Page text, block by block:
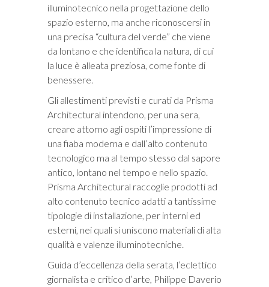
illuminotecnico nella progettazione dello
spazio esterno, ma anche riconoscersi in
una precisa “cultura del verde” che viene
da lontano e che identifica la natura, di cui
la luce è alleata preziosa, come fonte di
benessere.
Gli allestimenti previsti e curati da Prisma
Architectural intendono, per una sera,
creare attorno agli ospiti l’impressione di
una fiaba moderna e dall’alto contenuto
tecnologico ma al tempo stesso dal sapore
antico, lontano nel tempo e nello spazio.
Prisma Architectural raccoglie prodotti ad
alto contenuto tecnico adatti a tantissime
tipologie di installazione, per interni ed
esterni, nei quali si uniscono materiali di alta
qualità e valenze illuminotecniche.
Guida d’eccellenza della serata, l’eclettico
giornalista e critico d’arte, Philippe Daverio